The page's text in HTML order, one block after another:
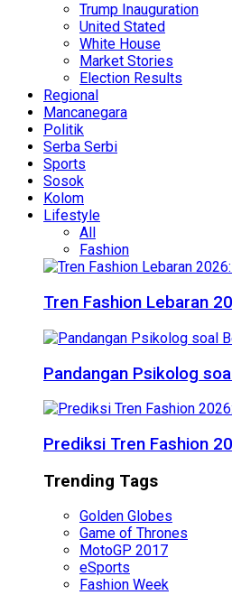
Trump Inauguration
United Stated
White House
Market Stories
Election Results
Regional
Mancanegara
Politik
Serba Serbi
Sports
Sosok
Kolom
Lifestyle
All
Fashion
Tren Fashion Lebaran
Pandangan Psikolog
Prediksi Tren Fashion
Trending Tags
Golden Globes
Game of Thrones
MotoGP 2017
eSports
Fashion Week